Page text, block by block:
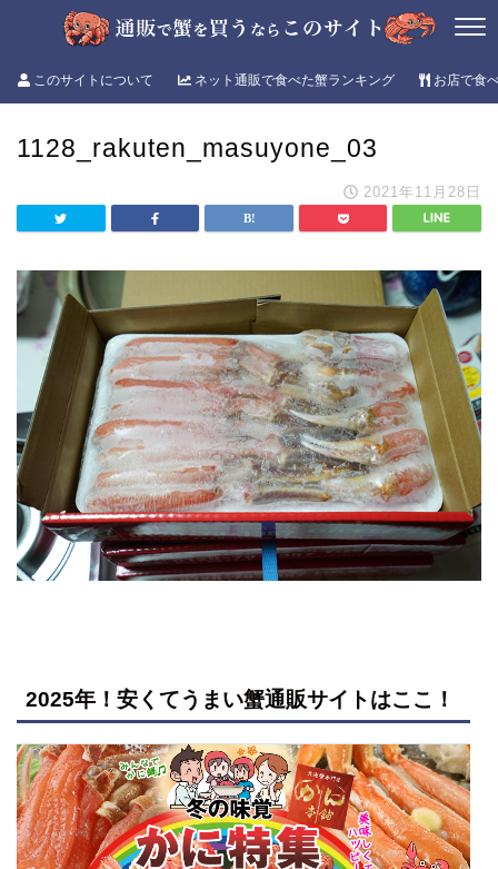
このサイトについて ネット通販で食べた蟹ランキング お店で食
1128_rakuten_masuyone_03
2021年11月28日
2025年！安くてうまい蟹通販サイトはここ！